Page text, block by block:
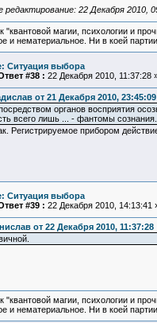
редактирование: 22 Декабря 2010,
"квантовой магии, психологии и
и нематериальное. Ни в коей
Ситуация выбора
#38 : 22 Декабря 2010, 11:37:28
от 21 Декабря 2010, 23:45:09
органов восприятия
всего лишь ... - фантомы сознания.
Регистрируемое прибором
Ситуация выбора
#39 : 22 Декабря 2010, 14:13:41
от 22 Декабря 2010, 11:37:28
"квантовой магии, психологии и
и нематериальное. Ни в коей